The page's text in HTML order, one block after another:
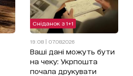
Сніданок з 1+1
19:08 | 07.08.2026
Ваші дані можуть бути
на чеку: Укрпошта
почала друкувати